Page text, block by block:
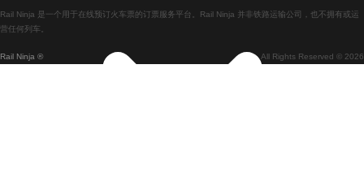
馬德里開往巴塞罗那的列車
Rail Ninja ® All Rights Reserved © 2026
Rail Ninja 是一个用于在线预订火车票的订票服务平台。Rail Ninja 并非铁路运输公司，也不拥有或运
营任何列车。